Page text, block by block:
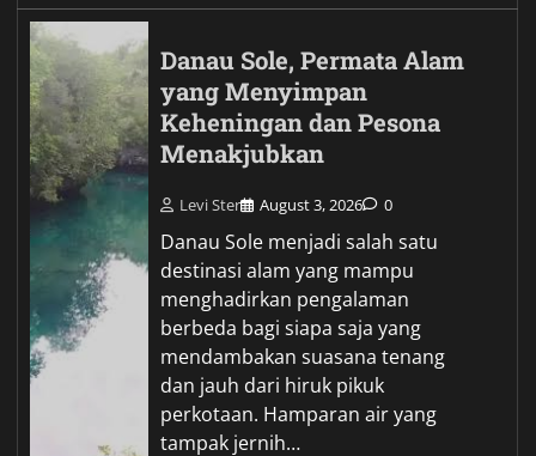
Danau Sole, Permata Alam
yang Menyimpan
Keheningan dan Pesona
Menakjubkan
Levi Ster August 3, 2026 0
Danau Sole menjadi salah satu
destinasi alam yang mampu
menghadirkan pengalaman
berbeda bagi siapa saja yang
mendambakan suasana tenang
dan jauh dari hiruk pikuk
perkotaan. Hamparan air yang
tampak jernih…